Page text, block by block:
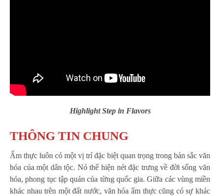
Highlight Step in Flavors
THÔNG TIN CHUNG
Ẩm thực luôn có một vị trí đặc biệt quan trọng trong bản sắc văn
hóa của một dân tộc. Nó thể hiện nét đặc trưng về đời sống văn
hóa, phong tục tập quán của từng quốc gia. Giữa các vùng miền
khác nhau trên một đất nước, văn hóa ẩm thực cũng có sự khác